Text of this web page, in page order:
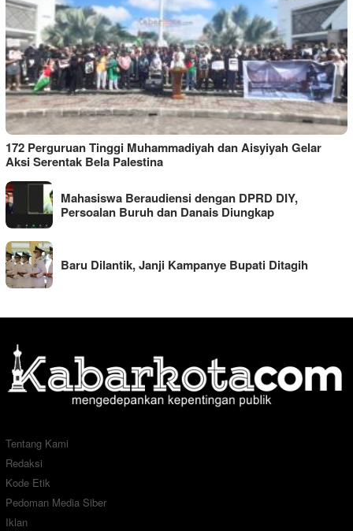
172 Perguruan Tinggi Muhammadiyah dan Aisyiyah Gelar
Aksi Serentak Bela Palestina
Mahasiswa Beraudiensi dengan DPRD DIY,
Persoalan Buruh dan Danais Diungkap
Baru Dilantik, Janji Kampanye Bupati Ditagih
Tentang Kami
Redaksi
Kode Etik
Pedoman Media Siber
Iklan